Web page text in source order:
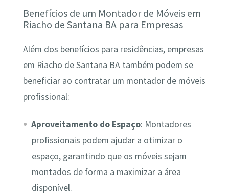
Benefícios de um Montador de Móveis em
Riacho de Santana BA para Empresas
Além dos benefícios para residências, empresas
em Riacho de Santana BA também podem se
beneficiar ao contratar um montador de móveis
profissional:
Aproveitamento do Espaço: Montadores
profissionais podem ajudar a otimizar o
espaço, garantindo que os móveis sejam
montados de forma a maximizar a área
disponível.